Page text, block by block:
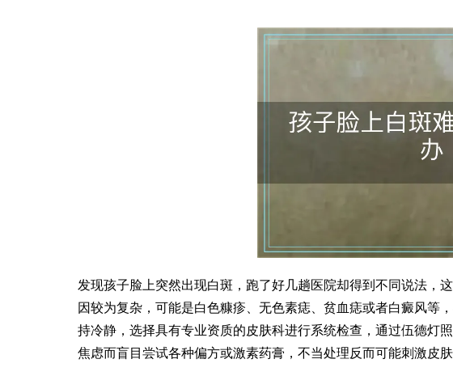
发现孩子脸上突然出现白斑，跑了好几趟医院却得到不同说法，
因较为复杂，可能是白色糠疹、无色素痣、贫血痣或者白癜风等
持冷静，选择具有专业资质的皮肤科进行系统检查，通过伍德灯
焦虑而盲目尝试各种偏方或激素药膏，不当处理反而可能刺激皮肤